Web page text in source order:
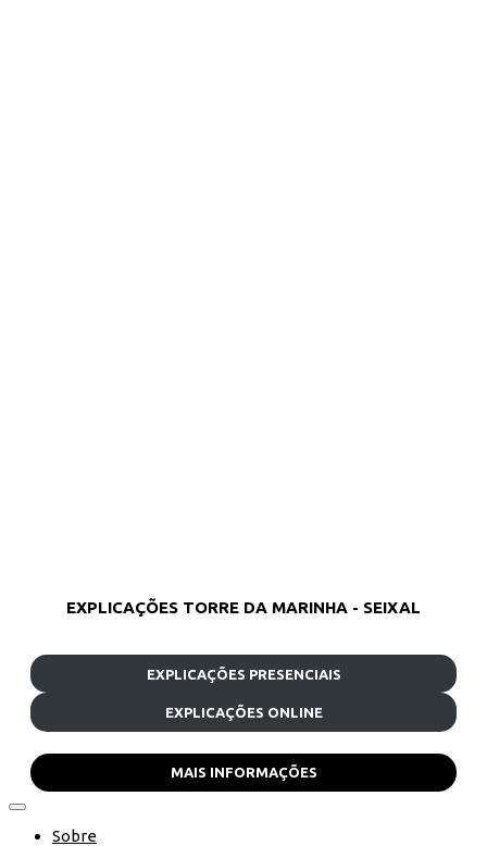
EXPLICAÇÕES TORRE DA MARINHA - SEIXAL
EXPLICAÇÕES PRESENCIAIS
EXPLICAÇÕES ONLINE
MAIS INFORMAÇÕES
Sobre